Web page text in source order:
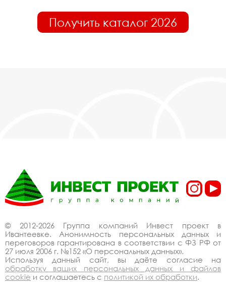
Получить каталог 2026
© 2012-2026 Группа компаний Инвест проект в
Ивантеевке. Анонимность персональных данных и
переговоров гарантирована в соответствии с ФЗ РФ от
27 июля 2006 г. №152 «О персональных данных».
Используя данный сайт, вы даёте согласие на
обработку ваших персональных данных и файлов
cookie и соглашаетесь с политикой их обработки.